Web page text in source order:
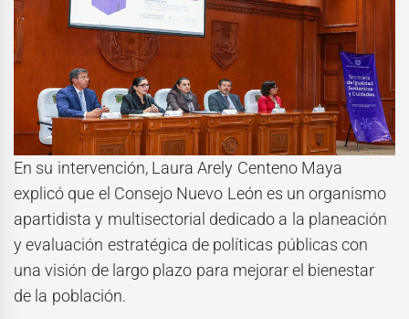
En su intervención, Laura Arely Centeno Maya
explicó que el Consejo Nuevo León es un organismo
apartidista y multisectorial dedicado a la planeación
y evaluación estratégica de políticas públicas con
una visión de largo plazo para mejorar el bienestar
de la población.